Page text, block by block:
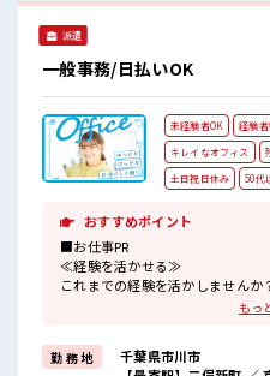
派遣
一般事務/日払いOK
未経験者OK 経験
キレイなオフィス
土日祝日休み
50代
おすすめポイント
■お仕事PR
≪経験を活かせる≫
これまでの経験を活かしませんか
≪無理なく働ける≫
場合によってはお願いすることも
もっ
勤 務 地
千葉県市川市